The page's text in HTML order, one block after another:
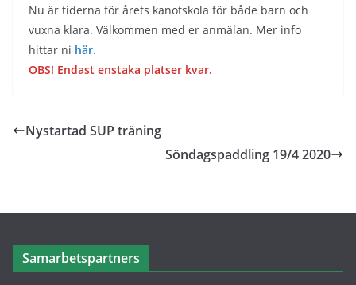
Nu är tiderna för årets kanotskola för både barn och
vuxna klara. Välkommen med er anmälan. Mer info
hittar ni här.
OBS! Endast enstaka platser kvar.
Nystartad SUP träning
Söndagspaddling 19/4 2020
Samarbetspartners